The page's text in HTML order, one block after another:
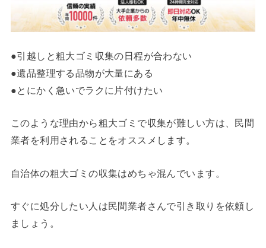
●引越しと粗大ゴミ収集の日程が合わない
●遺品整理する品物が大量にある
●とにかく急いでラクに片付けたい
このような理由から粗大ゴミで収集が難しい方は、民間
業者を利用されることをオススメします。
自治体の粗大ゴミの収集はめちゃ混んでいます。
すぐに処分したい人は民間業者さんで引き取りを依頼し
ましょう。